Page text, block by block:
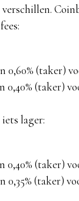
0,60% (taker)
0,40% (taker)
iets lager:
0,40% (taker)
0,35% (taker)